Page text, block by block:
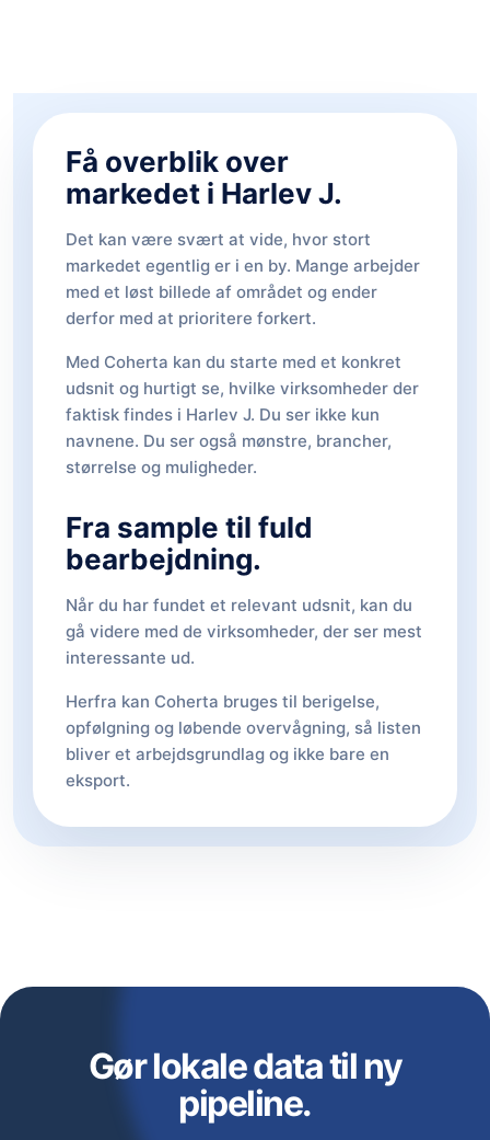
Få overblik over
markedet i Harlev J.
Det kan være svært at vide, hvor stort
markedet egentlig er i en by. Mange arbejder
med et løst billede af området og ender
derfor med at prioritere forkert.
Med Coherta kan du starte med et konkret
udsnit og hurtigt se, hvilke virksomheder der
faktisk findes i Harlev J. Du ser ikke kun
navnene. Du ser også mønstre, brancher,
størrelse og muligheder.
Fra sample til fuld
bearbejdning.
Når du har fundet et relevant udsnit, kan du
gå videre med de virksomheder, der ser mest
interessante ud.
Herfra kan Coherta bruges til berigelse,
opfølgning og løbende overvågning, så listen
bliver et arbejdsgrundlag og ikke bare en
eksport.
Gør lokale data til ny
pipeline.